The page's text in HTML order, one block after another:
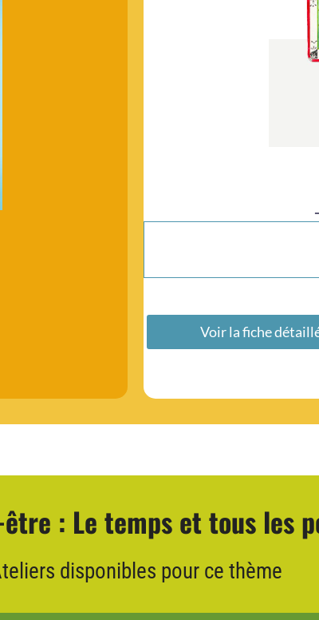
Voir la fiche
: Le temps et tous les
disponibles pour ce thème